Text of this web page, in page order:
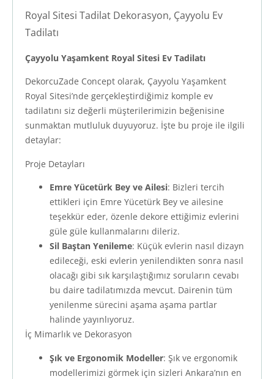
Royal Sitesi Tadilat Dekorasyon, Çayyolu Ev
Tadilatı
Çayyolu Yaşamkent Royal Sitesi Ev Tadilatı
DekorcuZade Concept olarak, Çayyolu Yaşamkent
Royal Sitesi’nde gerçekleştirdiğimiz komple ev
tadilatını siz değerli müşterilerimizin beğenisine
sunmaktan mutluluk duyuyoruz. İşte bu proje ile ilgili
detaylar:
Proje Detayları
Emre Yücetürk Bey ve Ailesi: Bizleri tercih
ettikleri için Emre Yücetürk Bey ve ailesine
teşekkür eder, özenle dekore ettiğimiz evlerini
güle güle kullanmalarını dileriz.
Sil Baştan Yenileme: Küçük evlerin nasıl dizayn
edileceği, eski evlerin yenilendikten sonra nasıl
olacağı gibi sık karşılaştığımız soruların cevabı
bu daire tadilatımızda mevcut. Dairenin tüm
yenilenme sürecini aşama aşama partlar
halinde yayınlıyoruz.
İç Mimarlık ve Dekorasyon
Şık ve Ergonomik Modeller: Şık ve ergonomik
modellerimizi görmek için sizleri Ankara’nın en